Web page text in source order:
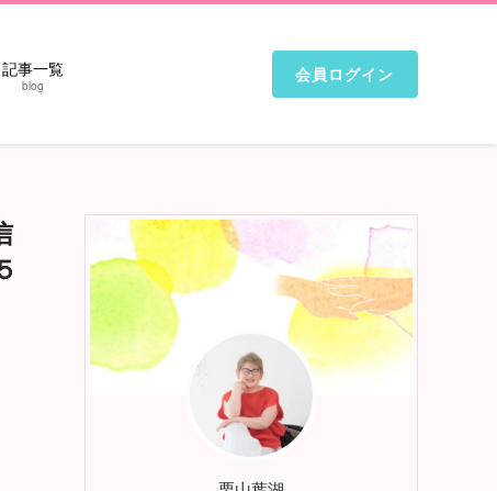
記事一覧
blog
会員ログイン